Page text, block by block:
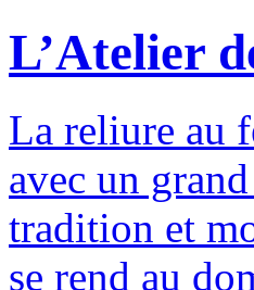
L’Atelier
La reliure au
avec un
tradition et
se rend au